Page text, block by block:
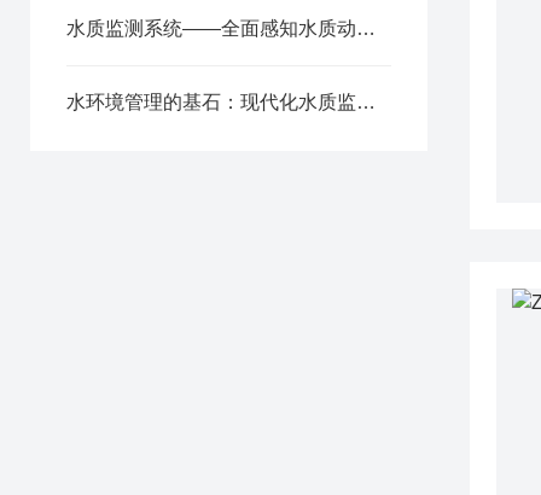
水质监测系统——全面感知水质动态，筑牢生态环保安全屏障
水环境管理的基石：现代化水质监测的核心价值